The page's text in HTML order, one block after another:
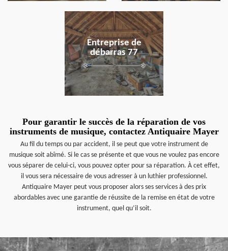
Entreprise de
débarras 77
en savoir plus
Pour garantir le succès de la réparation de vos
instruments de musique, contactez Antiquaire Mayer
Au fil du temps ou par accident, il se peut que votre instrument de
musique soit abîmé. Si le cas se présente et que vous ne voulez pas encore
vous séparer de celui-ci, vous pouvez opter pour sa réparation. À cet effet,
il vous sera nécessaire de vous adresser à un luthier professionnel.
Antiquaire Mayer peut vous proposer alors ses services à des prix
abordables avec une garantie de réussite de la remise en état de votre
instrument, quel qu’il soit.